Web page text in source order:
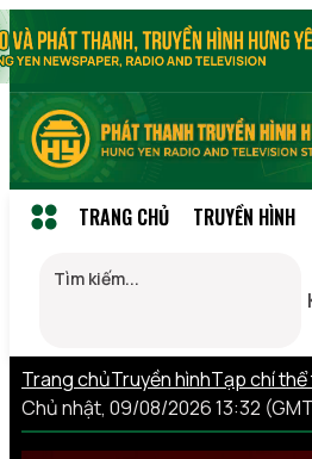
TRANG CHỦ TRUYỀN HÌNH
Trang chủTruyền hìnhTạp chí
Chủ nhật, 09/08/2026 13:32